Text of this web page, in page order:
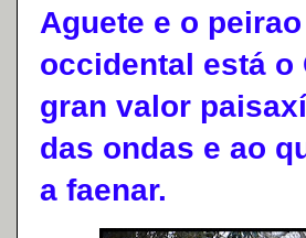
Aguete e o
occidental está
gran valor
das ondas e ao
a faenar.